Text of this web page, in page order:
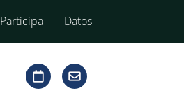
Participa Datos